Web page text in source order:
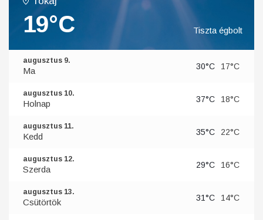
19°C Tiszta égbolt
augusztus 9.
Ma 30°C 17°C
augusztus 10.
Holnap 37°C 18°C
augusztus 11.
Kedd 35°C 22°C
augusztus 12.
Szerda 29°C 16°C
augusztus 13.
Csütörtök 31°C 14°C